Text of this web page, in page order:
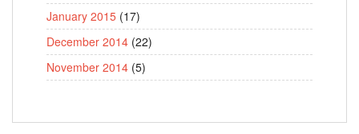
January 2015 (17)
December 2014 (22)
November 2014 (5)